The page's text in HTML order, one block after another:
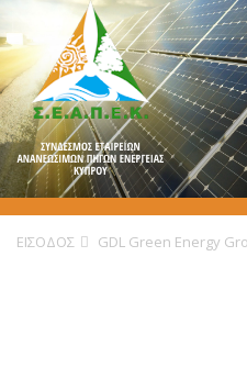
ΕΙΣΟΔΟΣ GDL Green Energy